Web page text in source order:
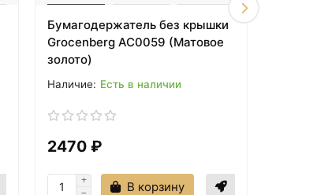
Бумагодержатель без крышки
Grocenberg AC0059 (Матовое
золото)
Есть в наличии
2470 ₽
В корзину